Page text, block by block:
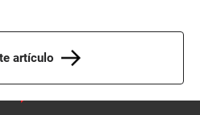
artículo